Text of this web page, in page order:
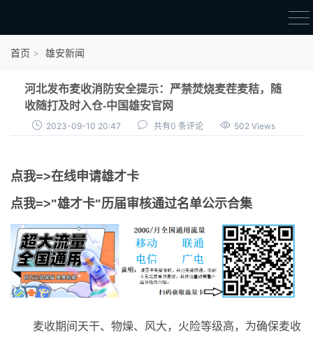
点我申领雄才卡
审核通过公示
首页 雄安新闻
河北发布麦收消防安全提示：严禁焚烧麦茬麦秸，随
收随打及时入仓-中国雄安官网
2023-09-10 20:47 共有0 条评论 502 Views
点我=>在线申请雄才卡
点我=>"雄才卡"历届审核通过名单公示合集
麦收期间天干、物燥、风大，火险等级高，为确保麦收